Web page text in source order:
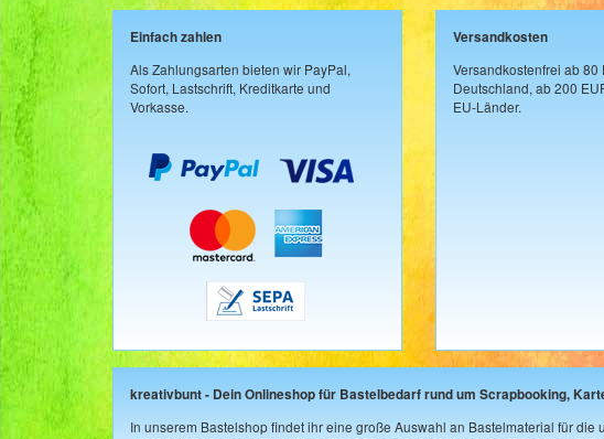
Einfach zahlen
Als Zahlungsarten bieten wir PayPal,
Sofort, Lastschrift, Kreditkarte und
Vorkasse.
Versandkosten
Versandkostenfrei ab 80
Deutschland, ab 200
EU-Länder.
kreativbunt - Dein Onlineshop für Bastelbedarf rund um Scrapbooking,
In unserem Bastelshop findet ihr eine große Auswahl an Bastelmaterial für